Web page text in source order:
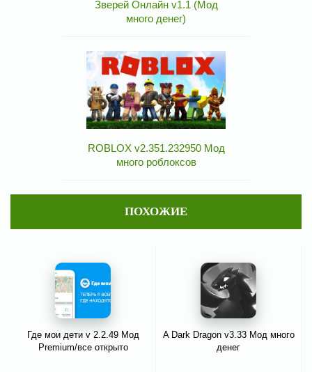
Зверей Онлайн v1.1 (Мод
много денег)
ROBLOX v2.351.232950 Мод
много роблоксов
ПОХОЖИЕ
Где мои дети v 2.2.49 Мод
Premium/все открыто
A Dark Dragon v3.33 Мод много
денег